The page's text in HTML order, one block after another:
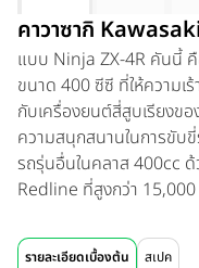
คาวาซากิ
แบบ Ninja ZX-4R คันนี้
ขนาด 400 ซีซี ที่ให้ความเ
กับเครื่องยนต์สี่สูบเรียงข
ความสนุกสนานในการขับ
รถรุ่นอื่นในคลาส 400cc ด้
Redline ที่สูงกว่า
รายละเอียดเบื้องต้น สเปค